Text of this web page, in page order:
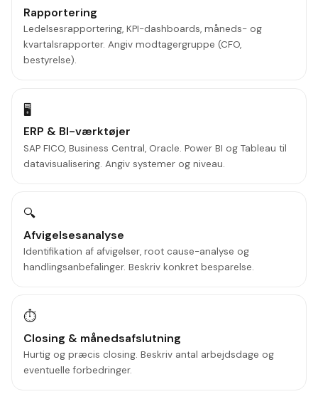
Rapportering
Ledelsesrapportering, KPI-dashboards, måneds- og
kvartalsrapporter. Angiv modtagergruppe (CFO,
bestyrelse).
🖥️
ERP & BI-værktøjer
SAP FICO, Business Central, Oracle. Power BI og Tableau til
datavisualisering. Angiv systemer og niveau.
🔍
Afvigelsesanalyse
Identifikation af afvigelser, root cause-analyse og
handlingsanbefalinger. Beskriv konkret besparelse.
⏱️
Closing & månedsafslutning
Hurtig og præcis closing. Beskriv antal arbejdsdage og
eventuelle forbedringer.